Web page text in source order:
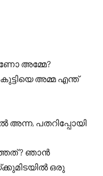
അമ്മേ?
അമ്മ എന്ത്
അന്ന, പതറിപ്പോയി
? ഞാൻ
ഒരു